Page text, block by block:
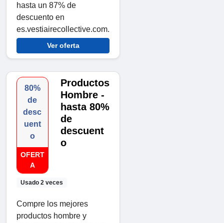
hasta un 87% de
descuento en
es.vestiairecollective.com.
Ver oferta
80%
de
desc
uent
o
OFERT
A
Usado 2 veces
Productos
Hombre -
hasta 80%
de
descuent
o
Compre los mejores
productos hombre y